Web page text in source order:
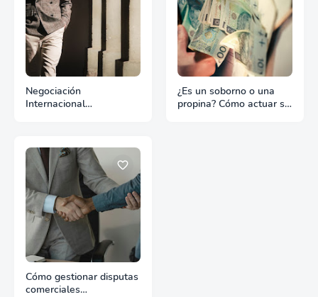
Negociación
Internacional
¿Es un soborno o una
propina? Cómo actuar sin
Cómo gestionar disputas
comerciales